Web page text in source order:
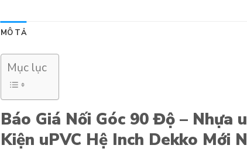
MÔ TẢ
Mục lục
Báo Giá Nối Góc 90 Độ – Nhựa
Kiện uPVC Hệ Inch Dekko Mới